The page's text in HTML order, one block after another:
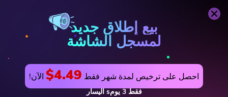
بيع إطلاق جديد
لمسجل الشاشة
احصل على ترخيص لمدة شهر فقط $4.49 الآن!
فقط3 يومs اليسار
اشتري الآن